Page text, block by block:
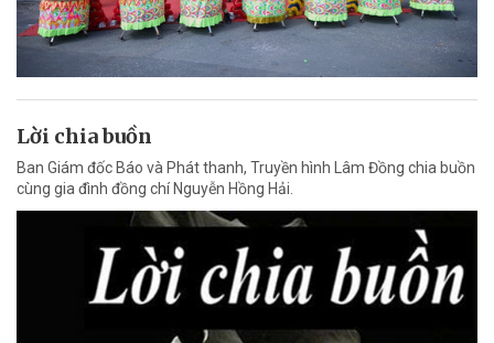
Lời chia buồn
Ban Giám đốc Báo và Phát thanh, Truyền hình Lâm Đồng chia buồn
cùng gia đình đồng chí Nguyễn Hồng Hải.